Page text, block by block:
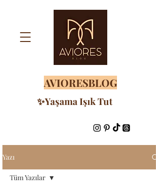
AVIORESBLOG
✨Yaşama Işık Tut
Yazı
Tüm Yazılar